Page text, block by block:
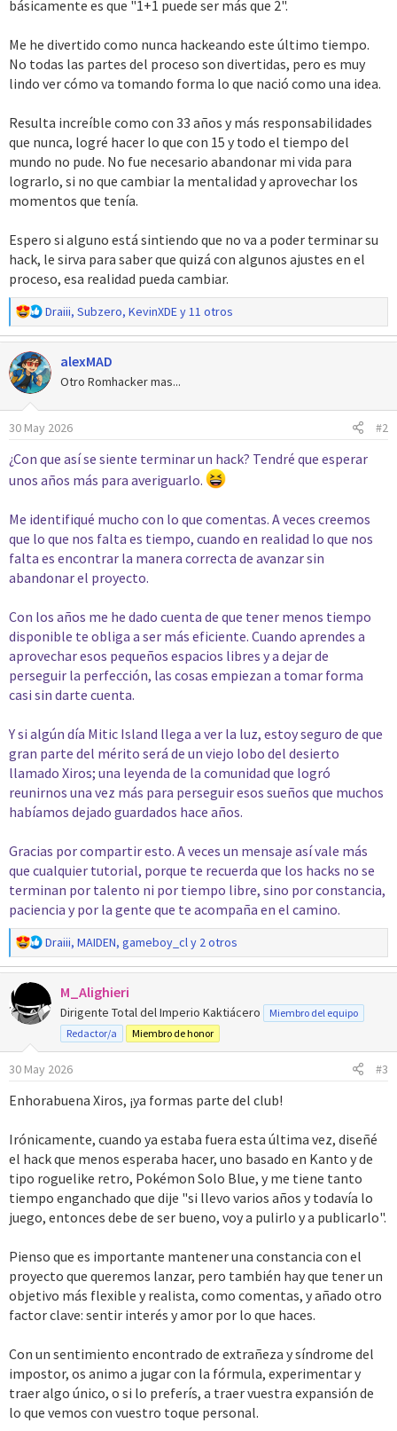
básicamente es que "1+1 puede ser más que 2".
Me he divertido como nunca hackeando este último tiempo.
No todas las partes del proceso son divertidas, pero es muy
lindo ver cómo va tomando forma lo que nació como una idea.
Resulta increíble como con 33 años y más responsabilidades
que nunca, logré hacer lo que con 15 y todo el tiempo del
mundo no pude. No fue necesario abandonar mi vida para
lograrlo, si no que cambiar la mentalidad y aprovechar los
momentos que tenía.
Espero si alguno está sintiendo que no va a poder terminar su
hack, le sirva para saber que quizá con algunos ajustes en el
proceso, esa realidad pueda cambiar.
R
e
a
c
c
o
n
s
:
Draiii, Subzero, KevinXDEy 11 otros
alexMAD
Otro Romhacker mas...
30 May 2026 #2
¿Con que así se siente terminar un hack? Tendré que esperar
unos años más para averiguarlo.
Me identifiqué mucho con lo que comentas. A veces creemos
que lo que nos falta es tiempo, cuando en realidad lo que nos
falta es encontrar la manera correcta de avanzar sin
abandonar el proyecto.
Con los años me he dado cuenta de que tener menos tiempo
disponible te obliga a ser más eficiente. Cuando aprendes a
aprovechar esos pequeños espacios libres y a dejar de
perseguir la perfección, las cosas empiezan a tomar forma
casi sin darte cuenta.
Y si algún día Mitic Island llega a ver la luz, estoy seguro de que
gran parte del mérito será de un viejo lobo del desierto
llamado Xiros; una leyenda de la comunidad que logró
reunirnos una vez más para perseguir esos sueños que muchos
habíamos dejado guardados hace años.
Gracias por compartir esto. A veces un mensaje así vale más
que cualquier tutorial, porque te recuerda que los hacks no se
terminan por talento ni por tiempo libre, sino por constancia,
paciencia y por la gente que te acompaña en el camino.
R
e
a
c
c
e
Draiii, MAIDEN, gameboy_cly 2 otros
M_Alighieri
Dirigente Total del Imperio Kaktiácero
Miembro del equipo
Redactor/a
Miembro de honor
30 May 2026 #3
Enhorabuena Xiros, ¡ya formas parte del club!
Irónicamente, cuando ya estaba fuera esta última vez, diseñé
el hack que menos esperaba hacer, uno basado en Kanto y de
tipo roguelike retro, Pokémon Solo Blue, y me tiene tanto
tiempo enganchado que dije "si llevo varios años y todavía lo
juego, entonces debe de ser bueno, voy a pulirlo y a publicarlo".
Pienso que es importante mantener una constancia con el
proyecto que queremos lanzar, pero también hay que tener un
objetivo más flexible y realista, como comentas, y añado otro
factor clave: sentir interés y amor por lo que haces.
Con un sentimiento encontrado de extrañeza y síndrome del
impostor, os animo a jugar con la fórmula, experimentar y
traer algo único, o si lo preferís, a traer vuestra expansión de
lo que vemos con vuestro toque personal.